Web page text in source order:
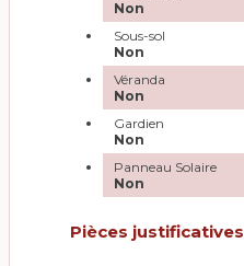
Non
Sous-sol
Non
Véranda
Non
Gardien
Non
Panneau Solaire
Non
Pièces justificatives